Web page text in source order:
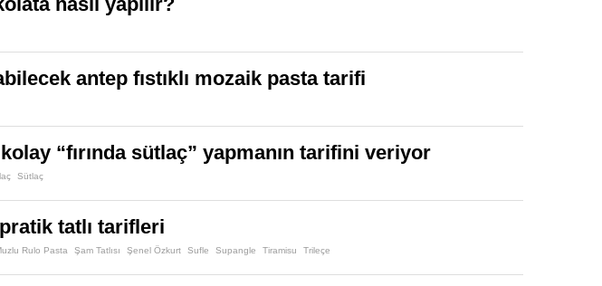
antep fıstıklı mozaik pasta tarifi
“fırında sütlaç” yapmanın tarifini veriyor
Sütlaç
tatlı tarifleri
Rulo Pasta Şam Tatlısı Şenel Özkurt Sufle Supangle Tiramisu Trileçe